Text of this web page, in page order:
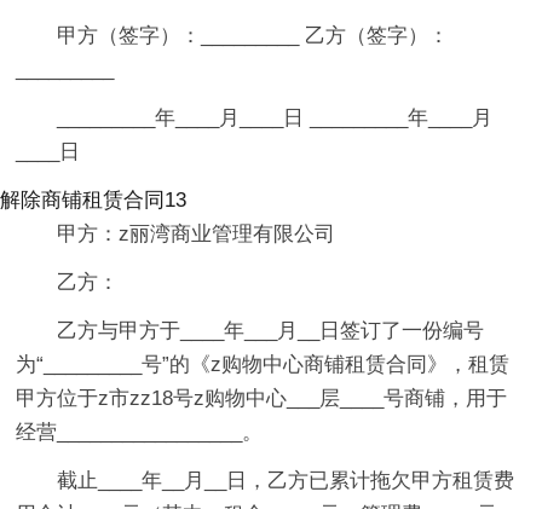
甲方（签字）：_________ 乙方（签字）：
_________年____月____日 _________年____月
____日
解除商铺租赁合同13
甲方：z丽湾商业管理有限公司
乙方：
乙方与甲方于____年___月__日签订了一份编号
为“_________号”的《z购物中心商铺租赁合同》，租赁
甲方位于z市zz18号z购物中心___层____号商铺，用于
经营_________________。
截止____年__月__日，乙方已累计拖欠甲方租赁费